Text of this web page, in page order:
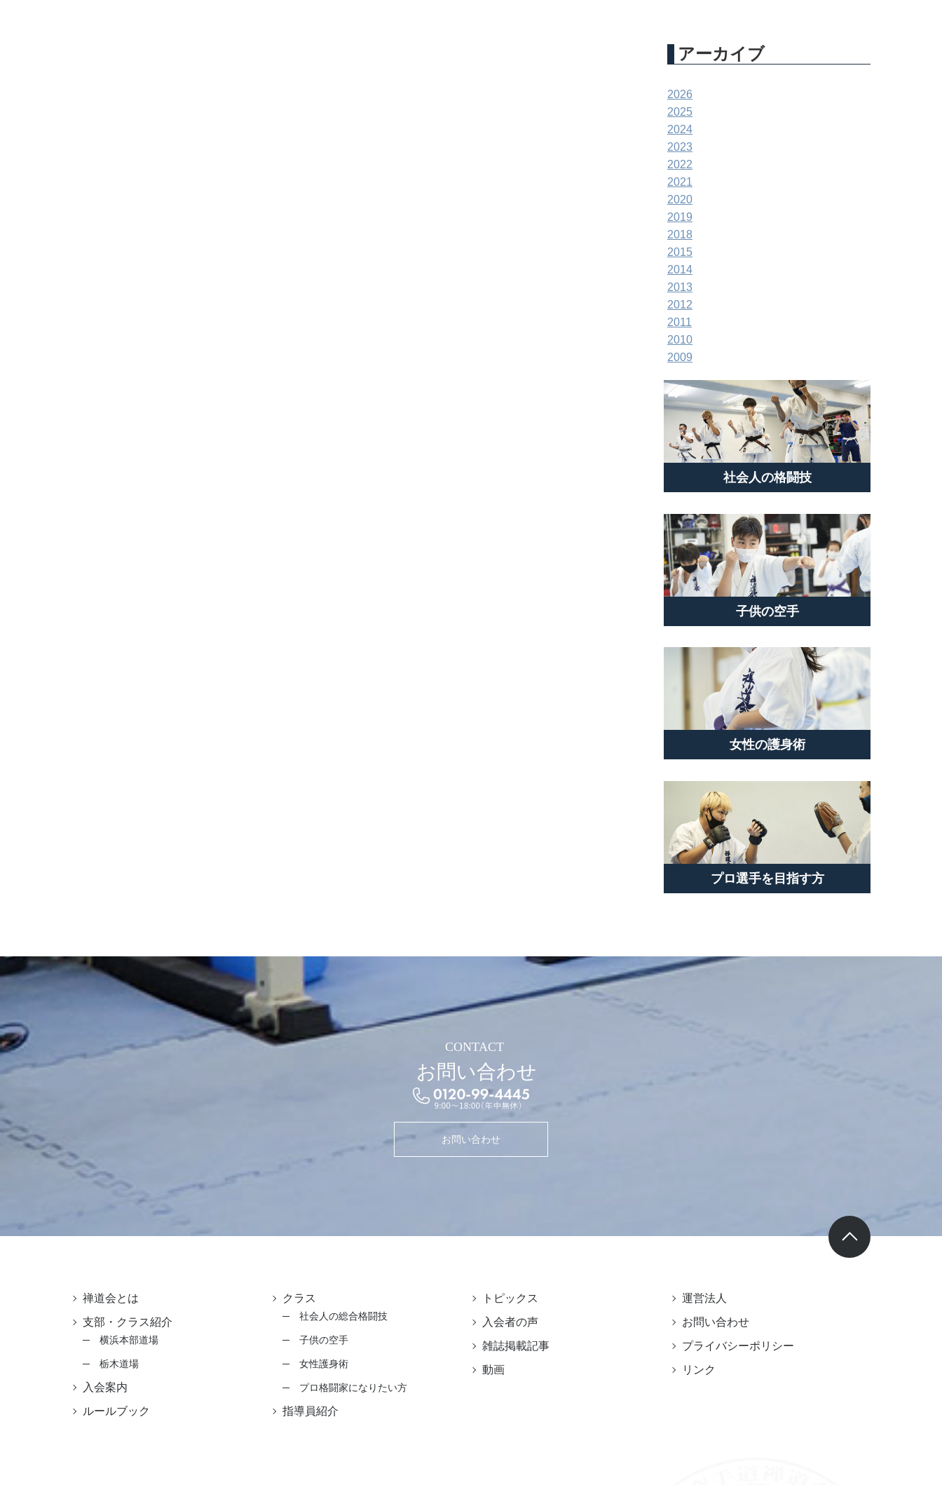
アーカイブ
2026
2025
2024
2023
2022
2021
2020
2019
2018
2015
2014
2013
2012
2011
2010
2009
社会人の格闘技
子供の空手
女性の護身術
プロ選手を目指す方
CONTACT
お問い合わせ
お問い合わせ
禅道会とは
支部・クラス紹介
横浜本部道場
栃木道場
入会案内
ルールブック
クラス
社会人の総合格闘技
子供の空手
女性護身術
プロ格闘家になりたい方
指導員紹介
トピックス
入会者の声
雑誌掲載記事
動画
運営法人
お問い合わせ
プライバシーポリシー
リンク